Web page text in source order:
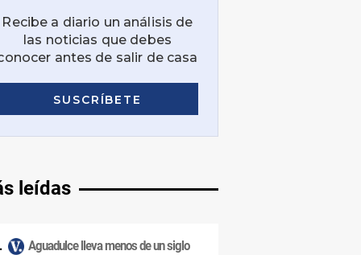
leídas
Aguadulce lleva menos de un siglo